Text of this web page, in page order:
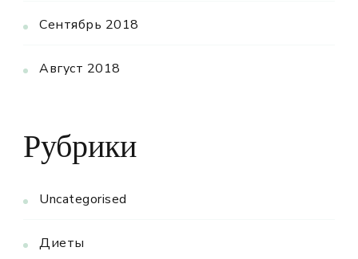
Сентябрь 2018
Август 2018
Рубрики
Uncategorised
Диеты